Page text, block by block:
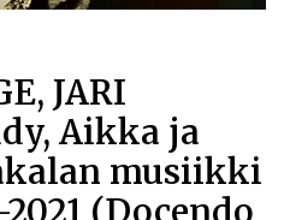
JARI
Aikka ja
musiikki